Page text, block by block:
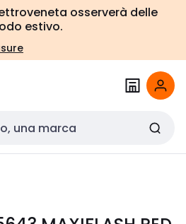
osserverà delle
estivo.